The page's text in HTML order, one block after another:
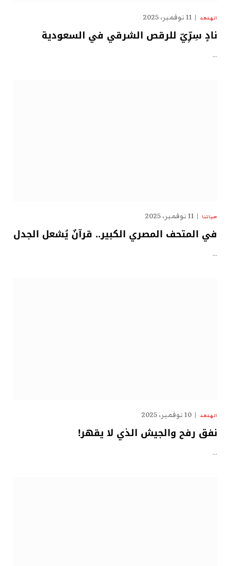
الهدهد 11 نوفمبر، 2025
نادٍ سِرِّيّ للرقص الشرقي في السعودية
…
حياتنا 11 نوفمبر، 2025
في المتحف المصري الكبير.. قرآنٌ يُشعل الجدل
…
الهدهد 10 نوفمبر، 2025
نفق رفح والجيش الذي لا يقهر!
…